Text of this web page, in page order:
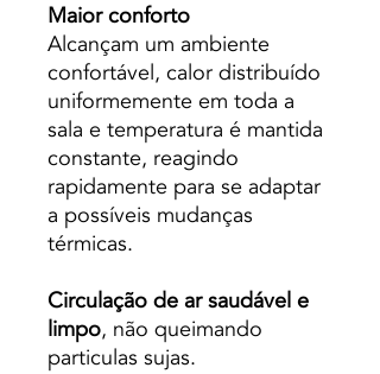
Maior conforto
Alcançam um ambiente
confortável, calor distribuído
uniformemente em toda a
sala e temperatura é mantida
constante, reagindo
rapidamente para se adaptar
a possíveis mudanças
térmicas.
Circulação de ar saudável e
limpo, não queimando
particulas sujas.